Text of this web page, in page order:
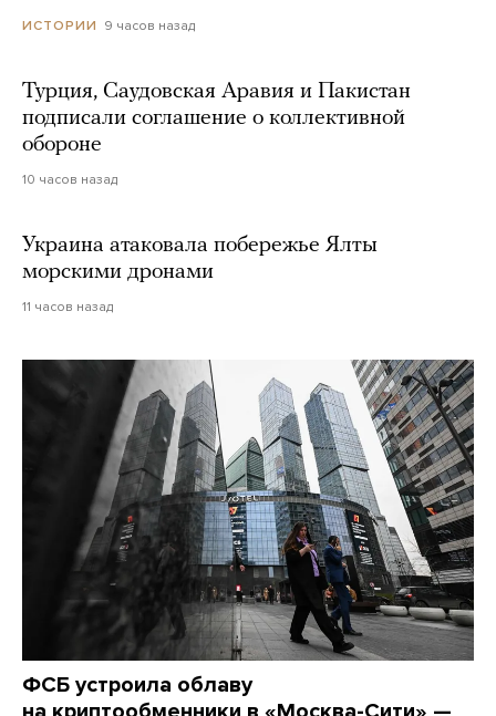
ИСТОРИИ 9 часов назад
Турция, Саудовская Аравия и Пакистан
подписали соглашение о коллективной
обороне
10 часов назад
Украина атаковала побережье Ялты
морскими дронами
11 часов назад
ФСБ устроила облаву